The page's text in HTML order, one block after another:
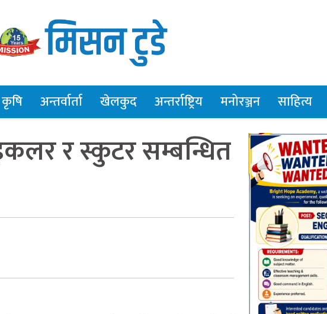
कृषि अन्तर्वार्ता खेलकुद अन्तर्राष्ट्रिय मनोरञ्जन साहित्य
र स्कुटर सम्बन्धित